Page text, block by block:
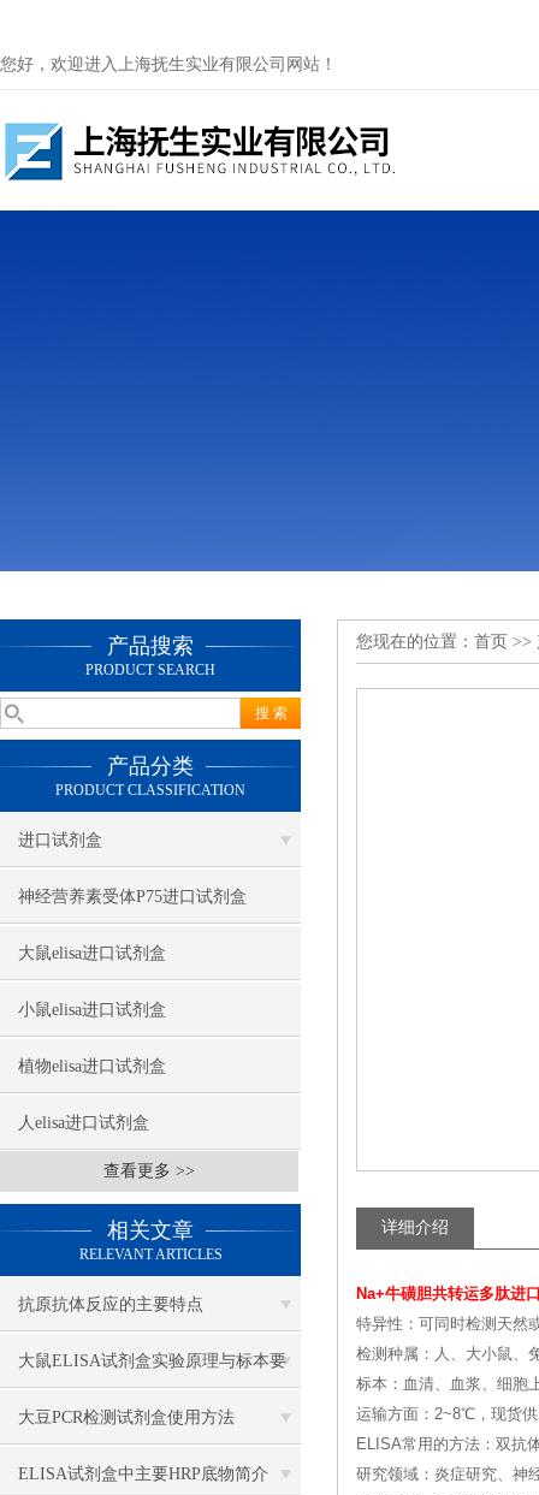
您好，欢迎进入上海抚生实业有限公司网站！
产品搜索
PRODUCT SEARCH
产品分类
PRODUCT CLASSIFICATION
进口试剂盒
神经营养素受体P75进口试剂盒
大鼠elisa进口试剂盒
小鼠elisa进口试剂盒
植物elisa进口试剂盒
人elisa进口试剂盒
查看更多 >>
相关文章
RELEVANT ARTICLES
抗原抗体反应的主要特点
大鼠ELISA试剂盒实验原理与标本要
求
大豆PCR检测试剂盒使用方法
ELISA试剂盒中主要HRP底物简介
您现在的位置： 首页 >>
详细介绍
Na+牛磺胆共转运多肽进
特异性：可同时检测天然
检测种属：人、大小鼠、
标本：血清、血浆、细胞
运输方面：2~8℃，现货
ELISA常用的方法：双抗
研究领域：炎症研究、神